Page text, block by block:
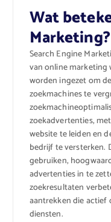
Wat
Marketing?
Search Engine
van online marketing
worden ingezet om
zoekmachines te
zoekadvertenties,
website te leiden en
bedrijf te versterken.
gebruiken,
advertenties in te
zoekresultaten
aantrekken die
diensten.